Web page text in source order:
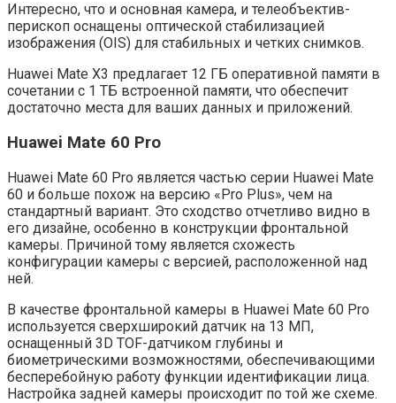
Интересно, что и основная камера, и телеобъектив-
перископ оснащены оптической стабилизацией
изображения (OIS) для стабильных и четких снимков.
Huawei Mate X3 предлагает 12 ГБ оперативной памяти в
сочетании с 1 ТБ встроенной памяти, что обеспечит
достаточно места для ваших данных и приложений.
Huawei Mate 60 Pro
Huawei Mate 60 Pro является частью серии Huawei Mate
60 и больше похож на версию «Pro Plus», чем на
стандартный вариант. Это сходство отчетливо видно в
его дизайне, особенно в конструкции фронтальной
камеры. Причиной тому является схожесть
конфигурации камеры с версией, расположенной над
ней.
В качестве фронтальной камеры в Huawei Mate 60 Pro
используется сверхширокий датчик на 13 МП,
оснащенный 3D TOF-датчиком глубины и
биометрическими возможностями, обеспечивающими
бесперебойную работу функции идентификации лица.
Настройка задней камеры происходит по той же схеме.